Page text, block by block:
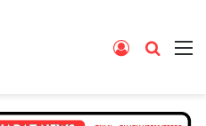
Search
Log